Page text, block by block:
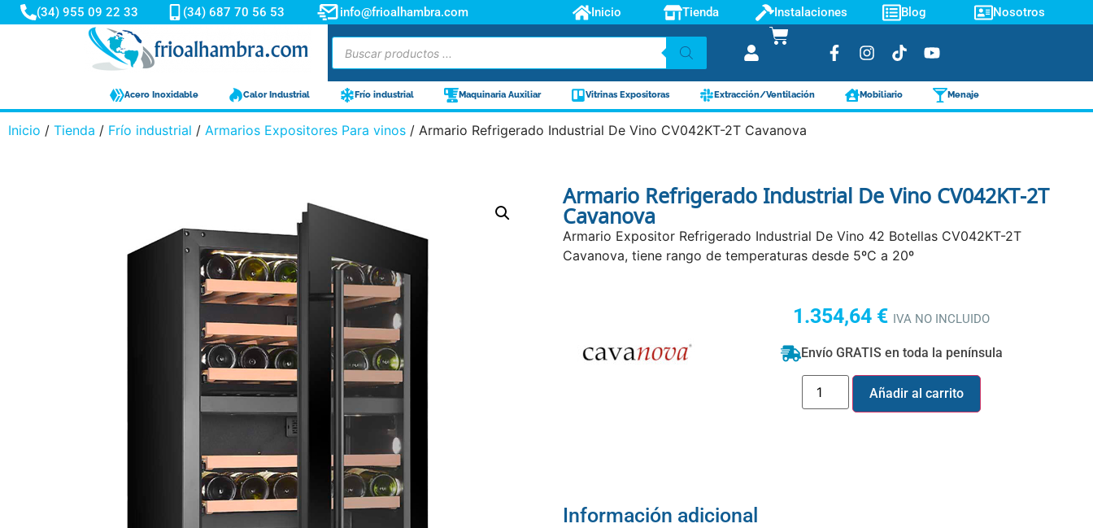
(34) 955 09 22 33 (34) 687 70 56 53 info@frioalhambra.com Inicio Tienda Instalaciones Blog Nosotros
Acero Inoxidable Calor Industrial Frío industrial Maquinaria Auxiliar Vitrinas Expositoras Extracción/Ventilación Mobiliario Menaje
Inicio / Tienda / Frío industrial / Armarios Expositores Para vinos / Armario Refrigerado Industrial De Vino CV042KT-2T Cavanova
Armario Refrigerado Industrial De Vino CV042KT-2T
Cavanova
Armario Expositor Refrigerado Industrial De Vino 42 Botellas CV042KT-2T
Cavanova, tiene rango de temperaturas desde 5ºC a 20º
1.354,64 € IVA NO INCLUIDO
Envío GRATIS en toda la península
Añadir al carrito
Información adicional